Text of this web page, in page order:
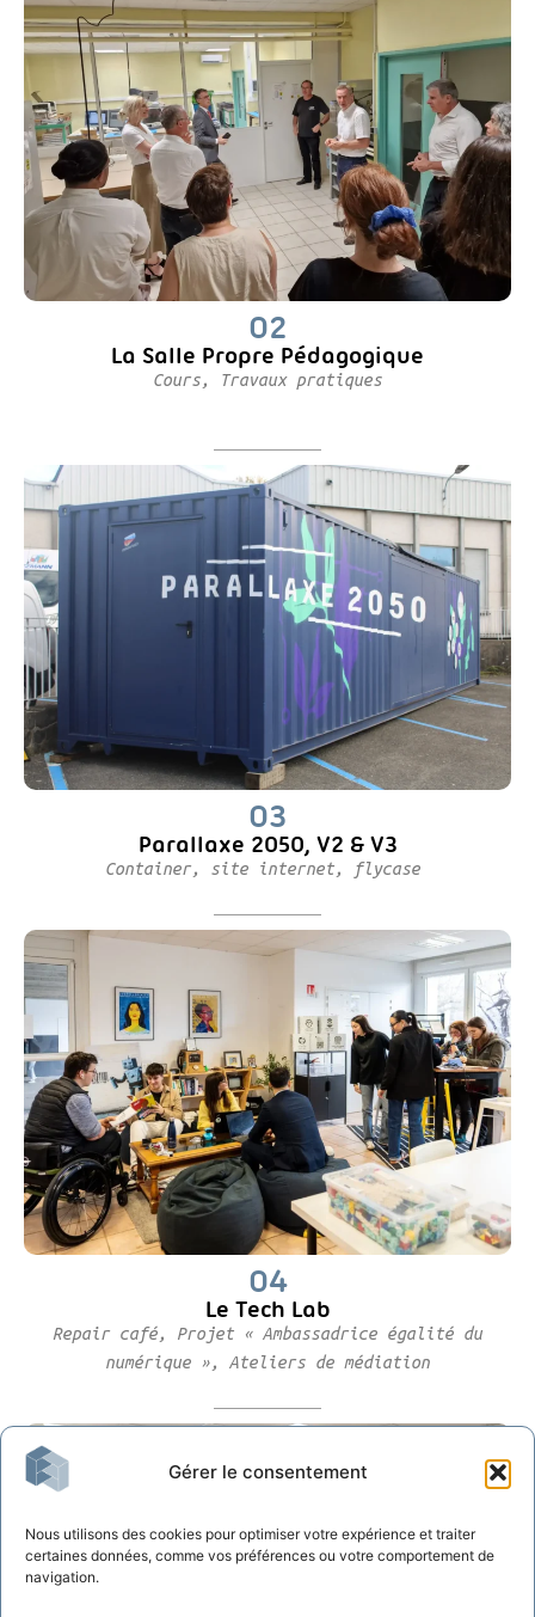
Gérer le consentement
Nous utilisons des cookies pour optimiser votre expérience et traiter
certaines données, comme vos préférences ou votre comportement de
navigation.
02
La Salle Propre Pédagogique
Cours, Travaux pratiques
03
Parallaxe 2050, V2 & V3
Container, site internet, flycase
04
Le Tech Lab
Repair café, Projet « Ambassadrice égalité du
numérique », Ateliers de médiation